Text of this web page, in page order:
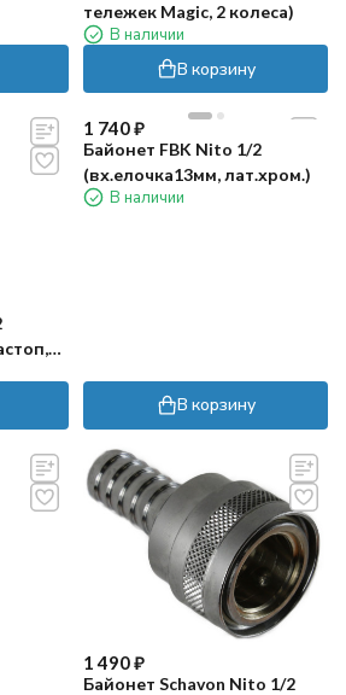
тележек Magic, 2 колеса)
В наличии
В корзину
1 740₽
Байонет FBK Nito 1/2
(вх.елочка13мм, лат.хром.)
В наличии
В корзину
1 490₽
Байонет Schavon Nito 1/2